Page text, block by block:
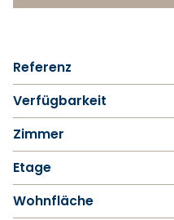
Referenz
Verfügbarkeit
Zimmer
Etage
Wohnfläche